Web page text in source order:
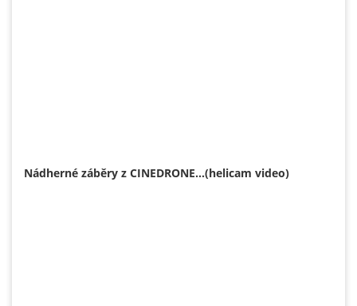
Nádherné záběry z CINEDRONE...(helicam video)